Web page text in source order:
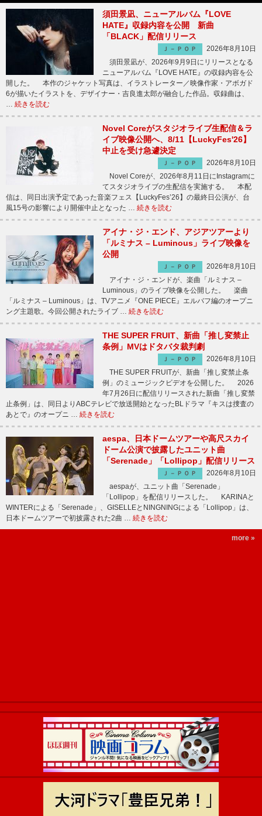
須田景凪、ニューアルバム『LOVE
HATE』収録内容を公開 新曲
「BLACK」配信リリース
Ｊ－ＰＯＰ
2026年8月10日
須田景凪が、2026年9月9日にリリースとなる
ニューアルバム『LOVE HATE』の収録内容を公
開した。 本作のジャケット写真は、イラストレーター／映像作家・アボガド
6が描いたイラストを、デザイナー・吉良進太郎が融合した作品。収録曲は、
… 続きを読む
Novel Coreがスタジオライブ生配信＆ラ
イブ映像公開へ、8/11【LuckyFes'26】
中止を受け急遽決定
Ｊ－ＰＯＰ
2026年8月10日
Novel Coreが、2026年8月11日にInstagramに
てスタジオライブの生配信を実施する。 本配
信は、同日出演予定であった音楽フェス【LuckyFes’26】の最終日公演が、台
風15号の影響により開催中止となった … 続きを読む
アイナ・ジ・エンド、アジアツアーより
「ルミナス – Luminous」ライブ映像を
公開
Ｊ－ＰＯＰ
2026年8月10日
アイナ・ジ・エンドが、楽曲「ルミナス –
Luminous」のライブ映像を公開した。 楽曲
「ルミナス – Luminous」は、TVアニメ『ONE PIECE』エルバフ編のオープニ
ング主題歌。今回公開されたライブ … 続きを読む
THE SUPER FRUIT、新曲「推し変禁止
条例」MVはドタバタ裁判劇
Ｊ－ＰＯＰ
2026年8月10日
THE SUPER FRUITが、新曲「推し変禁止条
例」のミュージックビデオを公開した。 2026
年7月26日に配信リリースされた新曲「推し変禁
止条例」は、同日よりABCテレビで放送開始となったBLドラマ『キスは捜査の
あとで』のオープニ … 続きを読む
aespa、日本ドームツアーや高尺スカイ
ドーム公演で披露したユニット曲
「Serenade」「Lollipop」配信リリース
Ｊ－ＰＯＰ
2026年8月10日
aespaが、ユニット曲「Serenade」
「Lollipop」を配信リリースした。 KARINAと
WINTERによる「Serenade」、GISELLEとNINGNINGによる「Lollipop」は、
日本ドームツアーで初披露された2曲 … 続きを読む
more »